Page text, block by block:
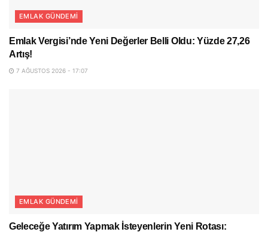
EMLAK GÜNDEMI
Emlak Vergisi’nde Yeni Değerler Belli Oldu: Yüzde 27,26
Artış!
7 AĞUSTOS 2026 - 17:07
EMLAK GÜNDEMI
Geleceğe Yatırım Yapmak İsteyenlerin Yeni Rotası: